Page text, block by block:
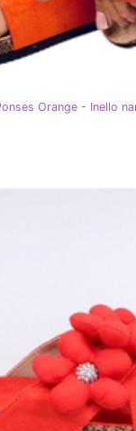
Orange - Inello